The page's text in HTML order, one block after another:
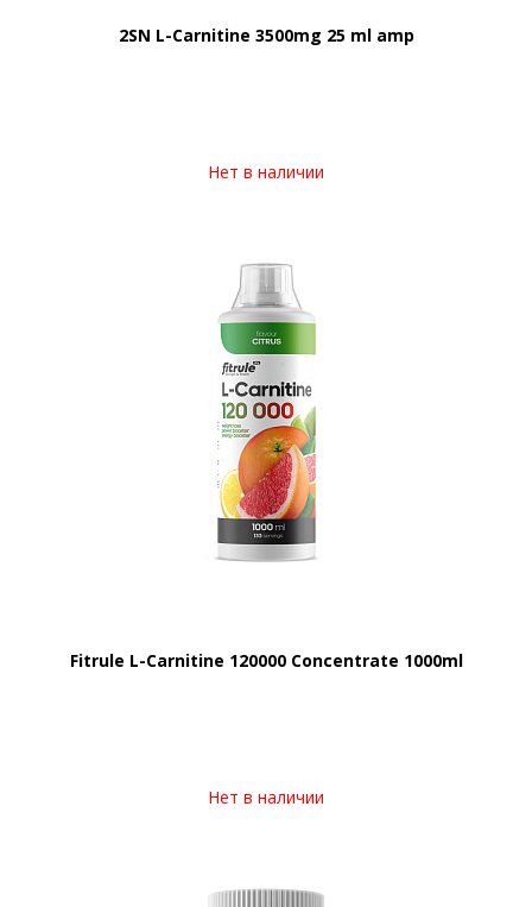
2SN L-Carnitine 3500mg 25 ml amp
Нет в наличии
Fitrule L-Carnitine 120000 Concentrate 1000ml
Нет в наличии